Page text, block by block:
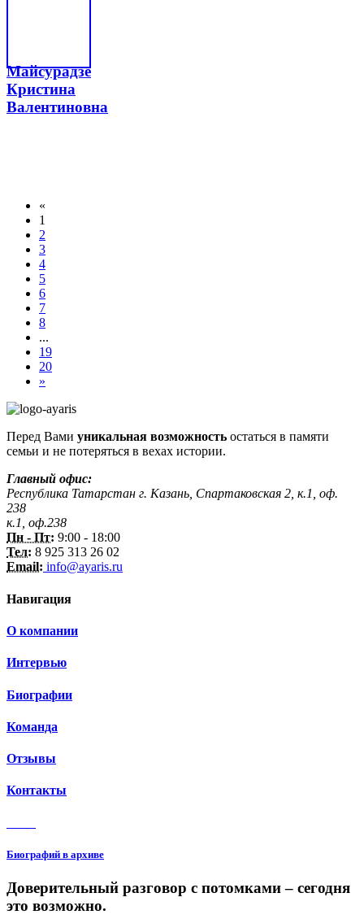
Майсурадзе
Кристина
Валентиновна
«
1
2
3
4
5
6
7
8
...
19
20
»
Перед Вами уникальная возможность остаться в памяти
семьи и не потеряться в вехах истории.
Главный офис:
Республика Татарстан г. Казань, Спартаковская 2, к.1, оф.
238
к.1, оф.238
Пн - Пт: 9:00 - 18:00
Тел: 8 925 313 26 02
Email: info@ayaris.ru
Навигация
О компании
Интервью
Биографии
Команда
Отзывы
Контакты
Биографий в архиве
Доверительный разговор с потомками – сегодня
это возможно.